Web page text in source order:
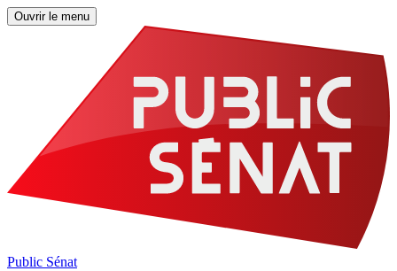
Ouvrir le menu
Public Sénat